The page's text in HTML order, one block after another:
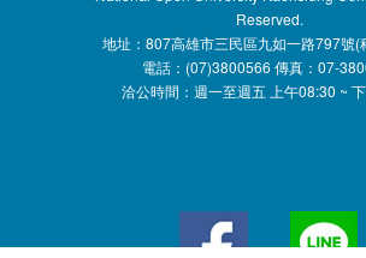
地址：807高雄市三民區九如一路797號(
電話：(07)3800566 傳真：07-
National Open University Kaohsiung
Reserved.